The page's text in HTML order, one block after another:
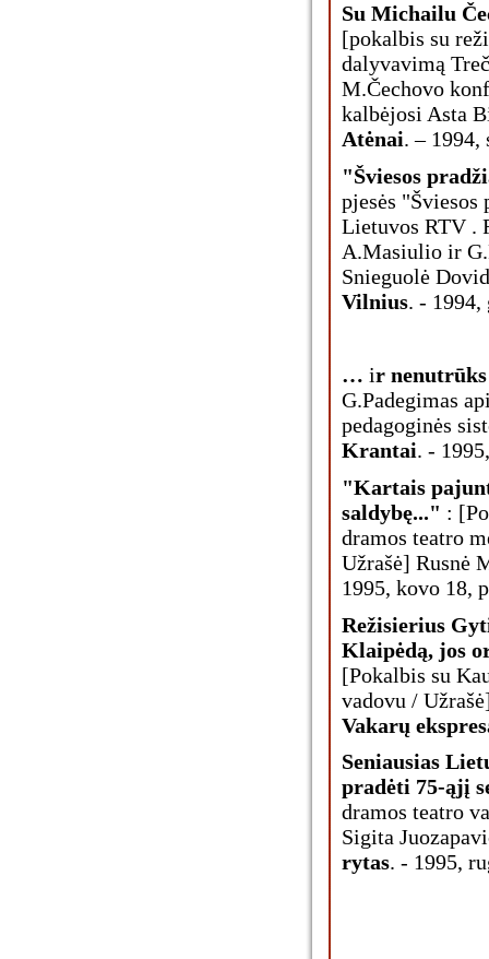
Su Michailu
[pokalbis su
dalyvavimą
M.Čechovo
kalbėjosi Asta
Atėnai. – 1994,
"Šviesos
pjesės
Lietuvos RTV .
A.Masiulio ir
Snieguolė
Vilnius. - 1994,
… ir
G.Padegimas
pedagoginės
Krantai. -
"Kartais
saldybę..." :
dramos teatro
Užrašė] Rusnė
1995, kovo 18,
Režisierius
Klaipėdą, jos
[Pokalbis su
vadovu /
Vakarų
Seniausias
pradėti 75-ąjį
dramos teatro
Sigita
rytas. - 1995,